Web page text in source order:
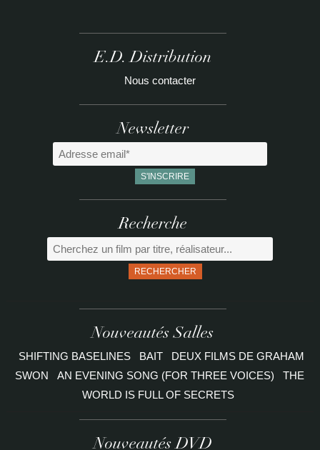
E.D. Distribution
Nous contacter
Newsletter
Recherche
RECHERCHER
Nouveautés Salles
SHIFTING BASELINES BAIT
DEUX FILMS DE GRAHAM
SWON
AN EVENING SONG (FOR THREE VOICES)
THE
WORLD IS FULL OF SECRETS
Nouveautés DVD